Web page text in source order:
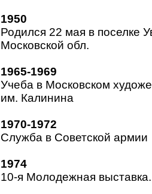
1950
Родился 22 мая в поселке
Московской обл.
1965-1969
Учеба в Московском
им. Калинина
1970-1972
Служба в Советской армии
1974
10-я Молодежная